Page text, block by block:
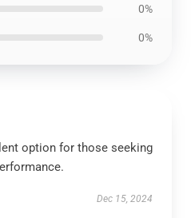
0%
0%
option for those seeking
Dec 15, 2024